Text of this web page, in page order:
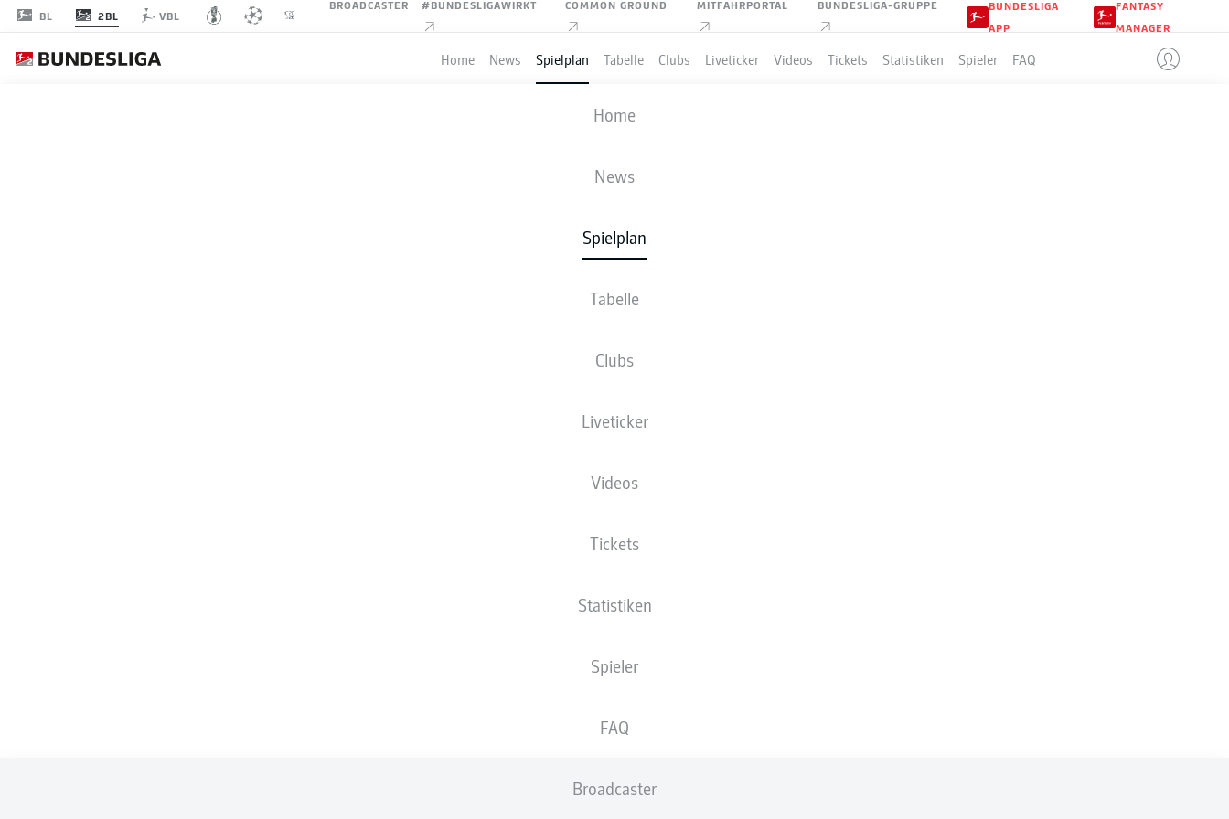
BL 2BL VBL
BROADCASTER #BUNDESLIGAWIRKT COMMON GROUND MITFAHRPORTAL BUNDESLIGA-GRUPPE
BUNDESLIGA
APP
FANTASY
MANAGER
Home News Spielplan Tabelle Clubs Liveticker Videos Tickets Statistiken Spieler FAQ
Home
News
Spielplan
Tabelle
Clubs
Liveticker
Videos
Tickets
Statistiken
Spieler
FAQ
Broadcaster
SG DYNAMO DRESDEN
AUFSTELLUNGEN
Di., 02.03.2027 - Do., 04.03.2027
Anzeige